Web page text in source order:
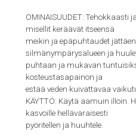
OMINAISUUDET:
misellit keräävät itseensä
meikin ja epäpuhtaudet
silmänympärysalueen ja
puhtaan ja mukavan
kosteustasapainon ja
estää veden kuivattavaa
KÄYTTÖ: Käytä aamuin illoin.
kasvoille hellävaraisesti
pyöritellen ja huuhtele.